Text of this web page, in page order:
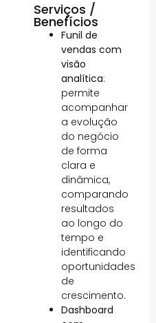
Serviços /
Benefícios
Funil de
vendas com
visão
analítica:
permite
acompanhar
a evolução
do negócio
de forma
clara e
dinâmica,
comparando
resultados
ao longo do
tempo e
identificando
oportunidades
de
crescimento.
Dashboard